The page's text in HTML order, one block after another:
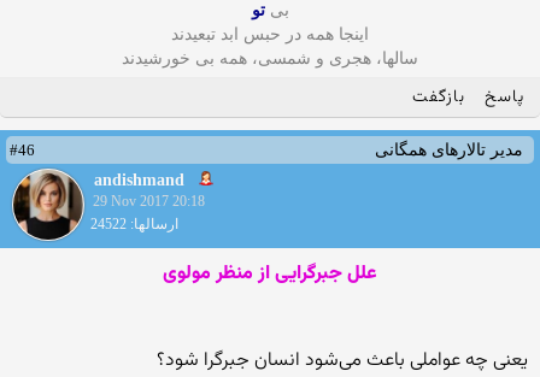
بی تو
اینجا همه در حبس ابد تبعیدند
سالها، هجری و شمسی، همه بی خورشیدند
پاسخ بازگفت
مدیر تالارهای همگانی
#46
andishmand
29 Nov 2017 20:18
ارسالها: 24522
علل جبرگرایی از منظر مولوی
یعنی چه عواملی باعث می‌‌شود انسان جبرگرا شود؟